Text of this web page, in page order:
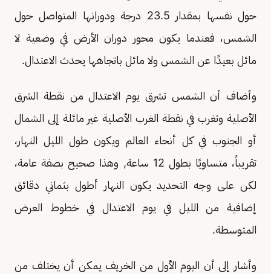
حول نفسها بمقدار 23.5 درجة ودورانها المتواصل حول
الشمس، فعندما يكون محور دوران الأرض في وضعية لا
مائل بعيدًا عن الشمس ولا مائل باتجاهها يحدث الاعتدال.
وأضاف أن الشمس تشرق يوم الاعتدال من نقطة الشرق
الأصلية وتغرب في نقطة الغرب الأصلية غير مائلة إلى الشمال
أو الجنوب في كل أنحاء العالم ويكون طول الليل النهار،
تقريباً، متساويًا بطول 12 ساعة, وهذا صحيح بصفة عامة،
لكن على وجه التحديد يكون النهار أطول بثماني دقائق
إضافية من الليل في يوم الاعتدال في خطوط العرض
المتوسطة.
وأشار إلى أن اليوم الأول من الخريف يمكن أن يختلف من